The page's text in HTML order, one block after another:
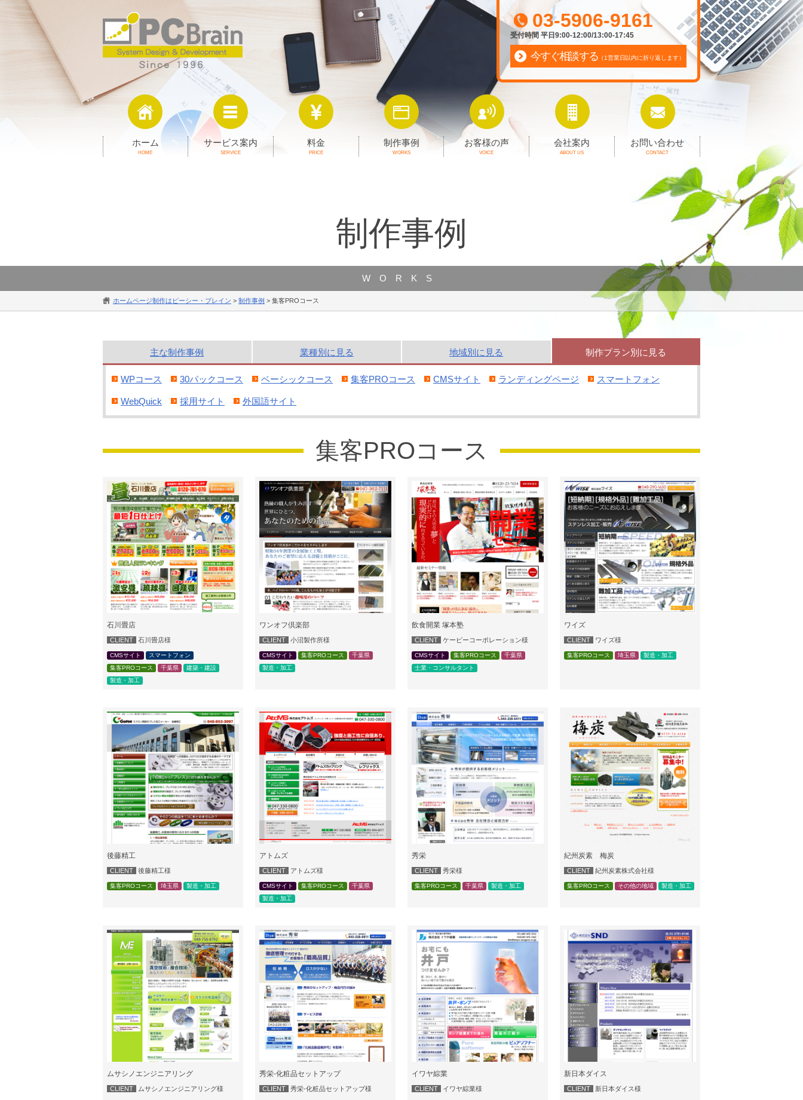
03-5906-9161
受付時間 平日9:00-12:00/13:00-17:45
今すぐ相談する（1営業日以内に折り返します）
ホーム
HOME
サービス案内
SERVICE
料金
PRICE
制作事例
WORKS
お客様の声
VOICE
会社案内
ABOUT US
お問い合わせ
CONTACT
制作事例
WORKS
ホームページ制作はピーシー・ブレイン > 制作事例 > 集客PROコース
主な制作事例 業種別 に見る 地域別 に見る 制作プラン別 に見る
WPコース 30パックコース ベーシックコース 集客PROコース CMSサイト ランディングページ スマートフォン
WebQuick 採用サイト 外国語サイト
集客PROコース
石川畳店
CLIENT 石川畳店様
CMSサイト
スマートフォン
集客PROコース
千葉県
建築・建設
製造・加工
ワンオフ倶楽部
CLIENT 小沼製作所様
CMSサイト 集客PROコース
千葉県
製造・加工
飲食開業 塚本塾
CLIENT ケーピーコーポレーション様
CMSサイト 集客PROコース
千葉県
士業・コンサルタント
ワイズ
CLIENT ワイズ様
集客PROコース 埼玉県 製造・加工
後藤精工
CLIENT 後藤精工様
集客PROコース 埼玉県 製造・加工
アトムズ
CLIENT アトムズ様
CMSサイト 集客PROコース
千葉県
製造・加工
秀栄
CLIENT 秀栄様
集客PROコース 千葉県 製造・加工
紀州炭素 梅炭
CLIENT 紀州炭素株式会社様
集客PROコース その他の地域 製造・加工
ムサシノエンジニアリング
CLIENT ムサシノエンジニアリング様
秀栄-化粧品セットアップ
CLIENT 秀栄-化粧品セットアップ様
イワヤ綜業
CLIENT イワヤ綜業様
新日本ダイス
CLIENT 新日本ダイス様